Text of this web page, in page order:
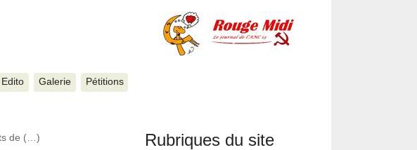
Edito Galerie Pétitions
de (…) Rubriques du site